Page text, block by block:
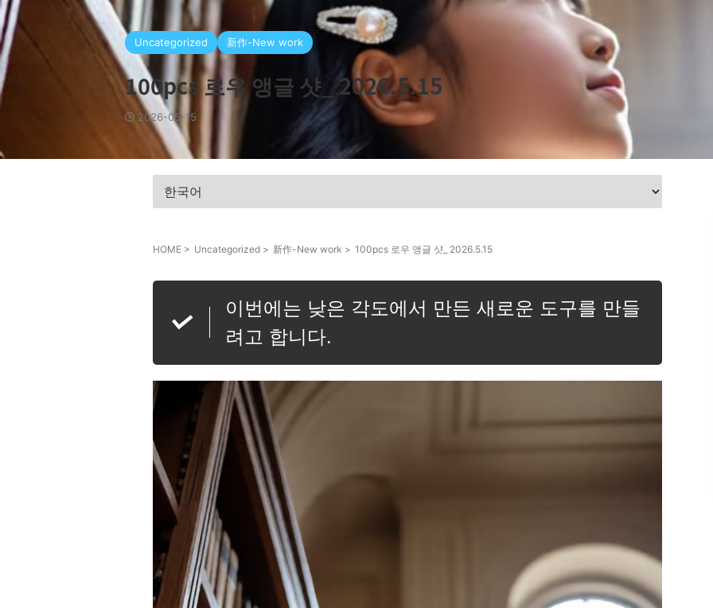
Uncategorized 新作-New work
100pcs 로우 앵글 샷_ 2026.5.15
2026-05-15
HOME > Uncategorized > 新作-New work > 100pcs 로우 앵글 샷_ 2026.5.15
이번에는 낮은 각도에서 만든 새로운 도구를 만들
려고 합니다.